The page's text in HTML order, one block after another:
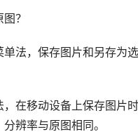
？
单法，保存图片和另存为
，在移动设备上保存图片
分辨率与原图相同。